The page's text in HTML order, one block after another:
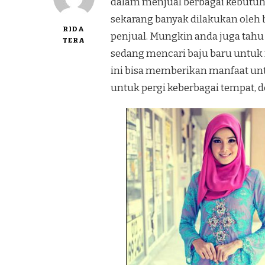
RIDA
TERA
sekarang banyak dilakukan
penjual. Mungkin anda juga
sedang mencari baju baru
ini bisa memberikan manfaat
untuk pergi keberbagai tempat,